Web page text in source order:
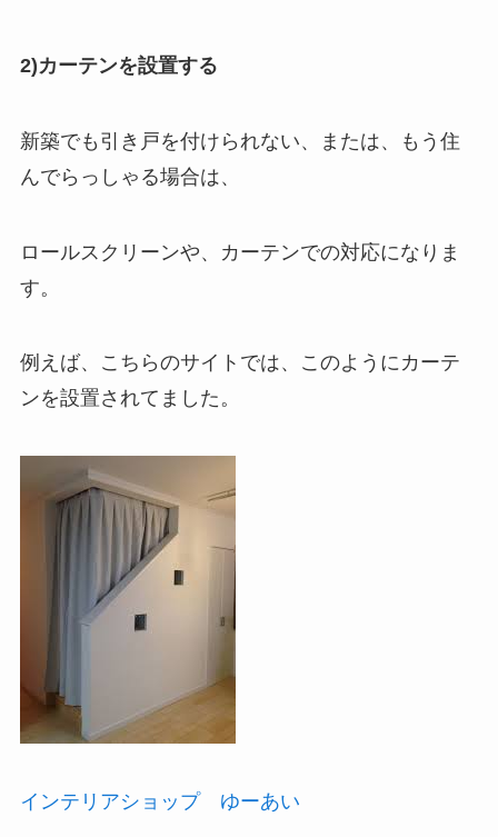
2)カーテンを設置する
新築でも引き戸を付けられない、または、もう住
んでらっしゃる場合は、
ロールスクリーンや、カーテンでの対応になりま
す。
例えば、こちらのサイトでは、このようにカーテ
ンを設置されてました。
インテリアショップ ゆーあい